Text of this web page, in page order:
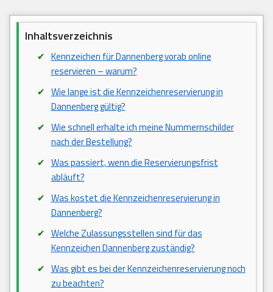
Inhaltsverzeichnis
Kennzeichen für Dannenberg vorab online
reservieren – warum?
Wie lange ist die Kennzeichenreservierung in
Dannenberg gültig?
Wie schnell erhalte ich meine Nummernschilder
nach der Bestellung?
Was passiert, wenn die Reservierungsfrist
abläuft?
Was kostet die Kennzeichenreservierung in
Dannenberg?
Welche Zulassungsstellen sind für das
Kennzeichen Dannenberg zuständig?
Was gibt es bei der Kennzeichenreservierung noch
zu beachten?